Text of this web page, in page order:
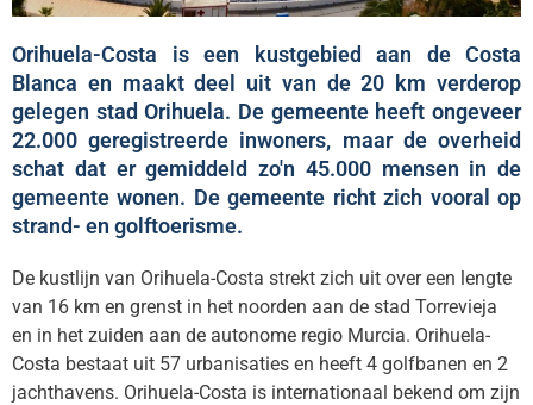
Orihuela-Costa is een kustgebied aan de Costa
Blanca en maakt deel uit van de 20 km verderop
gelegen stad Orihuela. De gemeente heeft ongeveer
22.000 geregistreerde inwoners, maar de overheid
schat dat er gemiddeld zo'n 45.000 mensen in de
gemeente wonen. De gemeente richt zich vooral op
strand- en golftoerisme.
De kustlijn van Orihuela-Costa strekt zich uit over een lengte
van 16 km en grenst in het noorden aan de stad Torrevieja
en in het zuiden aan de autonome regio Murcia. Orihuela-
Costa bestaat uit 57 urbanisaties en heeft 4 golfbanen en 2
jachthavens. Orihuela-Costa is internationaal bekend om zijn